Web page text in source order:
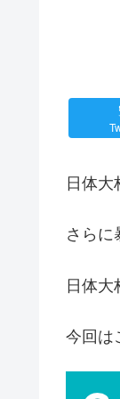
日体
さら
日体
今回は